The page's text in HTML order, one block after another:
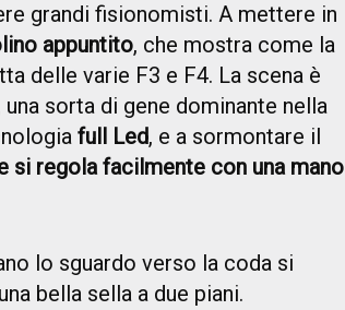
grandi fisionomisti. A mettere in
appuntito, che mostra come la
delle varie F3 e F4. La scena è
una sorta di gene dominante nella
full Led, e a sormontare il
si regola facilmente con una mano
lo sguardo verso la coda si
bella sella a due piani.